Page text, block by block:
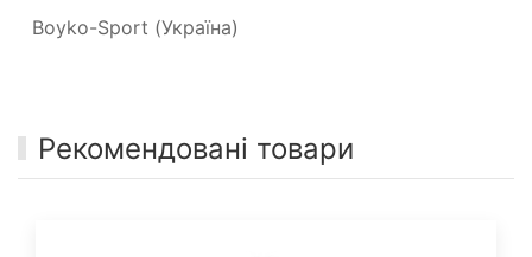
Boyko-Sport (Україна)
Рекомендовані товари